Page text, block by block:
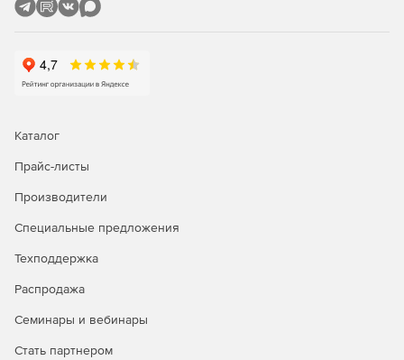
Обфускация кода:
Обеспечение большей комплексности структуры
Кодирование строк, содержащих уязвимые данные.
обфускации кода, уменьшения размера приложений и
ускорения доставки данных, генерации отчетов об
возможностями защиты подлинности, использования
SDK для программного доступа к оперативным
Каталог
Прайс-листы
Производители
Специальные предложения
Техподдержка
Распродажа
Семинары и вебинары
Стать партнером